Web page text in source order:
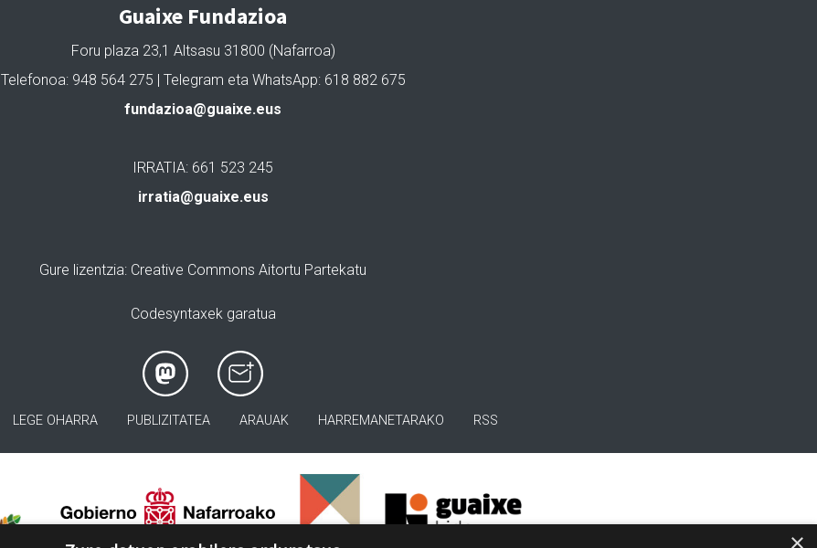
Guaixe Fundazioa
Foru plaza 23,1 Altsasu 31800 (Nafarroa)
Telefonoa: 948 564 275 | Telegram eta WhatsApp: 618 882 675
fundazioa@guaixe.eus
IRRATIA: 661 523 245
irratia@guaixe.eus
Gure lizentzia: Creative Commons Aitortu Partekatu
Codesyntaxek garatua
LEGE OHARRA PUBLIZITATEA ARAUAK HARREMANETARAKO RSS